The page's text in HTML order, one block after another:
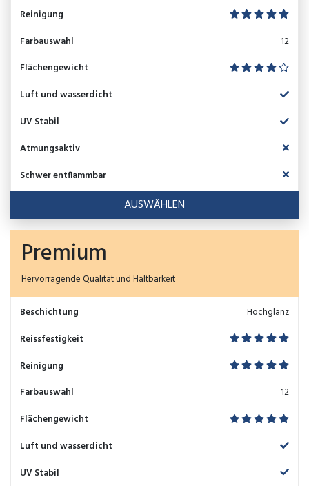
Reinigung
Farbauswahl
12
Flächengewicht
Luft und wasserdicht
UV Stabil
Atmungsaktiv
Schwer entflammbar
AUSWÄHLEN
Premium
Hervorragende Qualität und Haltbarkeit
Beschichtung
Hochglanz
Reissfestigkeit
Reinigung
Farbauswahl
12
Flächengewicht
Luft und wasserdicht
UV Stabil